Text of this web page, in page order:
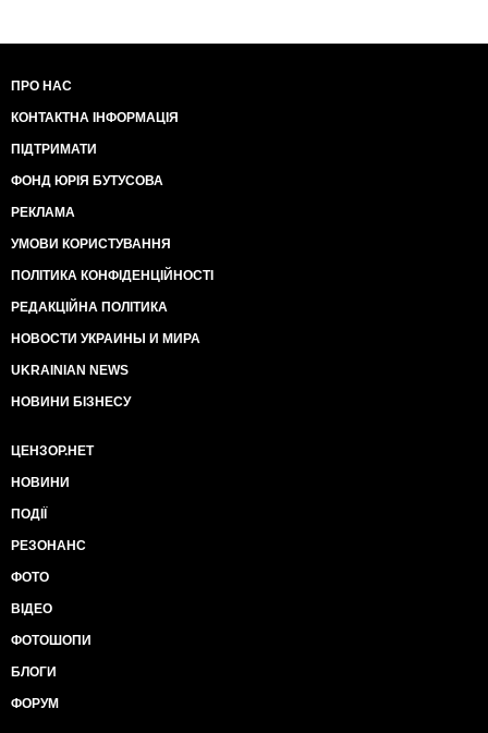
ПРО НАС
КОНТАКТНА ІНФОРМАЦІЯ
ПІДТРИМАТИ
ФОНД ЮРІЯ БУТУСОВА
РЕКЛАМА
УМОВИ КОРИСТУВАННЯ
ПОЛІТИКА КОНФІДЕНЦІЙНОСТІ
РЕДАКЦІЙНА ПОЛІТИКА
НОВОСТИ УКРАИНЫ И МИРА
UKRAINIAN NEWS
НОВИНИ БІЗНЕСУ
ЦЕНЗОР.НЕТ
НОВИНИ
ПОДІЇ
РЕЗОНАНС
ФОТО
ВІДЕО
ФОТОШОПИ
БЛОГИ
ФОРУМ